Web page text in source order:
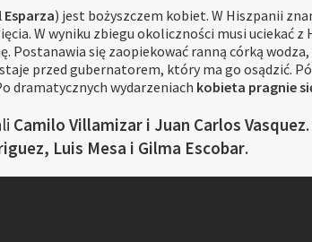
Esparza) jest bożyszczem kobiet. W Hiszpanii
W wyniku zbiegu okoliczności musi uciekać z
Postanawia się zaopiekować ranną córką
przed gubernatorem, który ma go osądzić.
dramatycznych wydarzeniach kobieta pragnie
Camilo Villamizar i Juan Carlos Vasquez
Luis Mesa i Gilma Escobar.